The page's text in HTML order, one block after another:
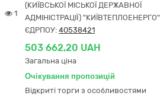
1
(КИЇВСЬКОЇ МІСЬКОЇ ДЕРЖАВНОЇ
АДМІНІСТРАЦІЇ) "КИЇВТЕПЛОЕНЕРГО"
ЄДРПОУ: 40538421
503 662,20 UAH
Загальна ціна
Очікування пропозицій
Відкриті торги з особливостями